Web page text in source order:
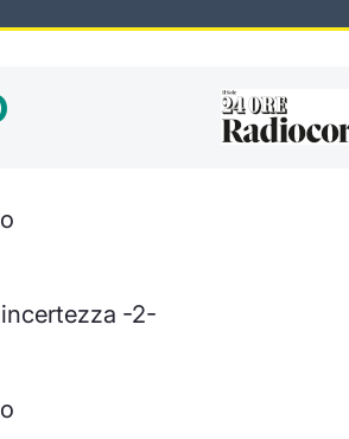
-2-